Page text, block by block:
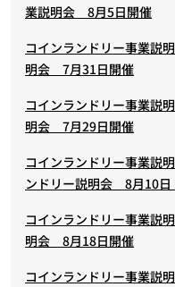
業説明会 8月5日開催
コインランドリー事業説
明会 7月31日開催
コインランドリー事業説
明会 7月29日開催
コインランドリー事業説
ンドリー説明会 8月10日
コインランドリー事業説
明会 8月18日開催
コインランドリー事業説